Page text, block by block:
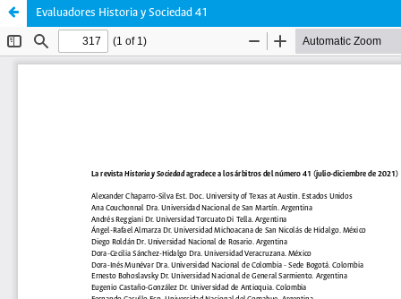
Evaluadores Historia y Sociedad 41